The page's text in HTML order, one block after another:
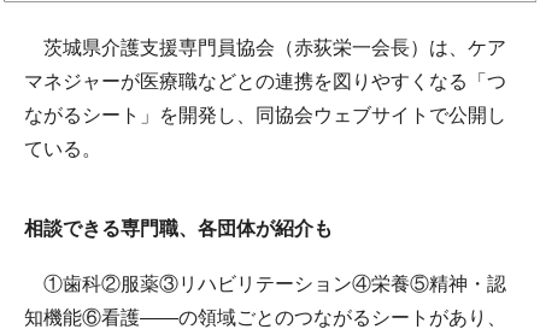
茨城県介護支援専門員協会（赤荻栄一会長）は、ケア
マネジャーが医療職などとの連携を図りやすくなる「つ
ながるシート」を開発し、同協会ウェブサイトで公開し
ている。
相談できる専門職、各団体が紹介も
①歯科②服薬③リハビリテーション④栄養⑤精神・認
知機能⑥看護――の領域ごとのつながるシートがあり、